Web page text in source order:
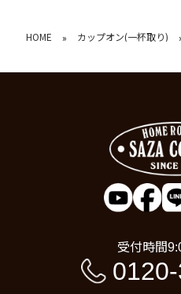
HOME » カップオン(一杯取り)
受付時間